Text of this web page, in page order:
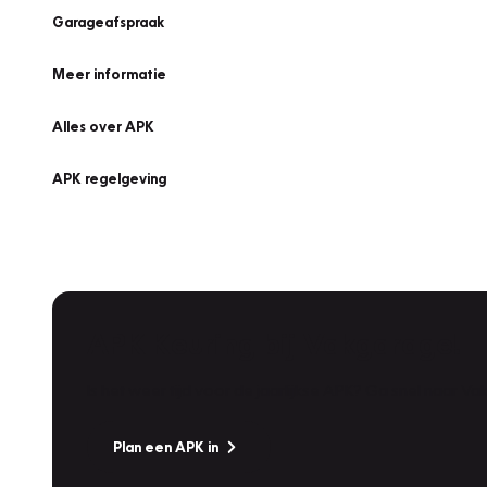
Garageafspraak
Meer informatie
Alles over APK
APK regelgeving
Plan een APK in